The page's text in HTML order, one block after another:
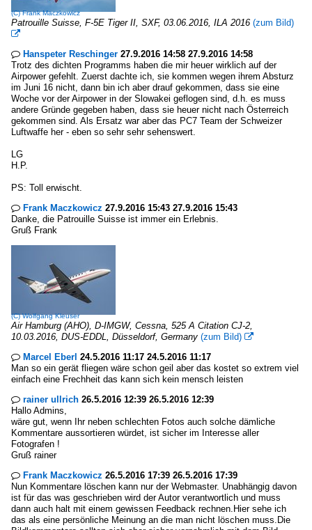
(C)Frank Maczkowicz
Patrouille Suisse, F-5E Tiger II, SXF, 03.06.2016, ILA 2016 (zum Bild)

 Hanspeter Reschinger 27.9.2016 14:58 27.9.2016 14:58
Trotz des dichten Programms haben die mir heuer wirklich auf der
Airpower gefehlt. Zuerst dachte ich, sie kommen wegen ihrem Absturz
im Juni 16 nicht, dann bin ich aber drauf gekommen, dass sie eine
Woche vor der Airpower in der Slowakei geflogen sind, d.h. es muss
andere Gründe gegeben haben, dass sie heuer nicht nach Österreich
gekommen sind. Als Ersatz war aber das PC7 Team der Schweizer
Luftwaffe her - eben so sehr sehr sehenswert.
LG
H.P.
PS: Toll erwischt.
 Frank Maczkowicz 27.9.2016 15:43 27.9.2016 15:43
Danke, die Patrouille Suisse ist immer ein Erlebnis.
Gruß Frank
(C)Wolfgang Kleuser
Air Hamburg (AHO), D-IMGW, Cessna, 525 A Citation CJ-2,
10.03.2016, DUS-EDDL, Düsseldorf, Germany (zum Bild) 
 Marcel Eberl 24.5.2016 11:17 24.5.2016 11:17
Man so ein gerät fliegen wäre schon geil aber das kostet so extrem viel
einfach eine Frechheit das kann sich kein mensch leisten
 rainer ullrich 26.5.2016 12:39 26.5.2016 12:39
Hallo Admins,
wäre gut, wenn Ihr neben schlechten Fotos auch solche dämliche
Kommentare aussortieren würdet, ist sicher im Interesse aller
Fotografen !
Gruß rainer
 Frank Maczkowicz 26.5.2016 17:39 26.5.2016 17:39
Nun Kommentare löschen kann nur der Webmaster. Unabhängig davon
ist für das was geschrieben wird der Autor verantwortlich und muss
dann auch halt mit einem gewissen Feedback rechnen.Hier sehe ich
das als eine persönliche Meinung an die man nicht löschen muss.Die